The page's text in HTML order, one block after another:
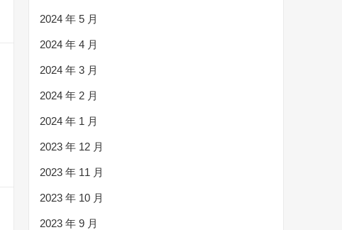
2024 年 5 月
2024 年 4 月
2024 年 3 月
2024 年 2 月
2024 年 1 月
2023 年 12 月
2023 年 11 月
2023 年 10 月
2023 年 9 月